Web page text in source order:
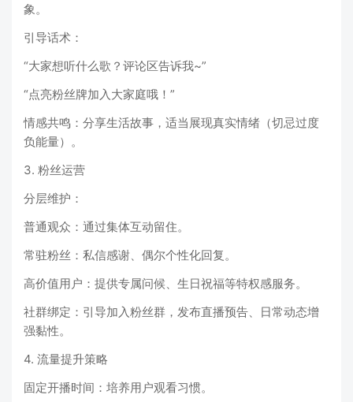
象。
引导话术：
“大家想听什么歌？评论区告诉我~”
“点亮粉丝牌加入大家庭哦！”
情感共鸣：分享生活故事，适当展现真实情绪（切忌过度
负能量）。
3. 粉丝运营
分层维护：
普通观众：通过集体互动留住。
常驻粉丝：私信感谢、偶尔个性化回复。
高价值用户：提供专属问候、生日祝福等特权感服务。
社群绑定：引导加入粉丝群，发布直播预告、日常动态增
强黏性。
4. 流量提升策略
固定开播时间：培养用户观看习惯。